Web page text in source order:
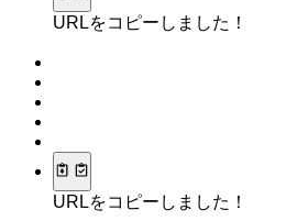
URLをコピーしました！
URLをコピーしました！